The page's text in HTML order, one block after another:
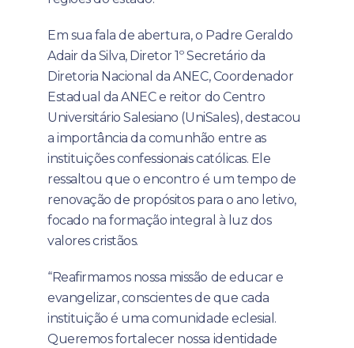
Em sua fala de abertura, o Padre Geraldo
Adair da Silva, Diretor 1º Secretário da
Diretoria Nacional da ANEC, Coordenador
Estadual da ANEC e reitor do Centro
Universitário Salesiano (UniSales), destacou
a importância da comunhão entre as
instituições confessionais católicas. Ele
ressaltou que o encontro é um tempo de
renovação de propósitos para o ano letivo,
focado na formação integral à luz dos
valores cristãos.
“Reafirmamos nossa missão de educar e
evangelizar, conscientes de que cada
instituição é uma comunidade eclesial.
Queremos fortalecer nossa identidade